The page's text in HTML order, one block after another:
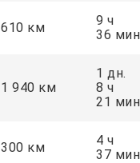
610 км
9 ч
36 мин
1 940 км
1 дн.
8 ч
21 мин
300 км
4 ч
37 мин